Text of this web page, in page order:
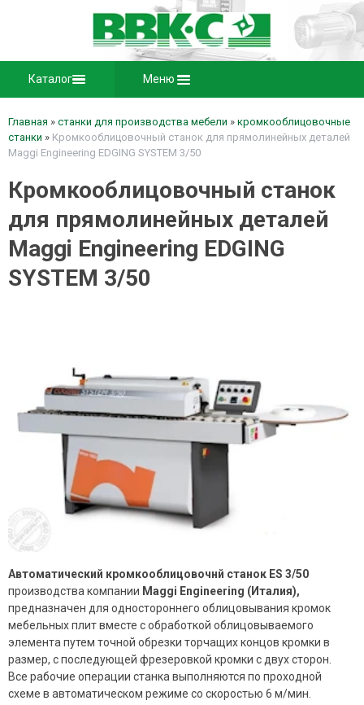
Каталог Меню
Главная » станки для производства мебели » кромкооблицовочные
станки » Кромкооблицовочный станок для прямолинейных деталей
Maggi Engineering EDGING SYSTEM 3/50
Кромкооблицовочный станок
для прямолинейных деталей
Maggi Engineering EDGING
SYSTEM 3/50
Автоматический кромкооблицовочнй станок ES 3/50
производства компании Maggi Engineering (Италия),
предназначен для одностороннего облицовывания кромок
мебельных плит вместе с обработкой облицовываемого
элемента путем точной обрезки торчащих концов кромки в
размер, с последующей фрезеровкой кромки с двух сторон.
Все рабочие операции станка выполняются по проходной
схеме в автоматическом режиме со скоростью 6 м/мин.